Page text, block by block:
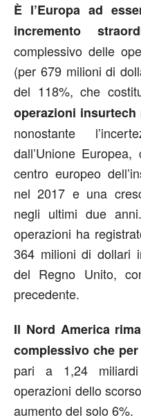
È l’Europa ad
incremento
complessivo delle
(per 679 milioni di
del 118%, che
operazioni
nonostante
dall’Unione
centro europeo
nel 2017 e una
negli ultimi due
operazioni ha
364 milioni di dollari
del Regno Unito,
precedente.
Il Nord America
complessivo che
pari a 1,24
operazioni dello
aumento del solo 6%.